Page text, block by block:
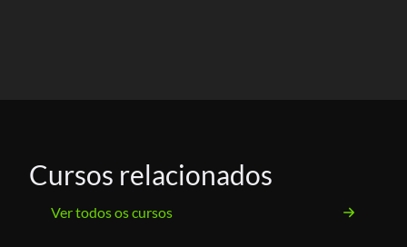
Cursos relacionados
Ver todos os cursos